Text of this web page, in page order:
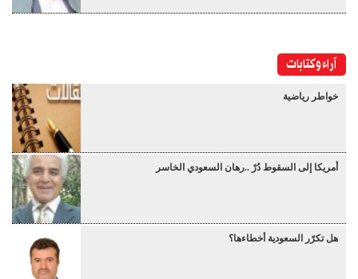
آراء وكتابات
خواطر رياضية
أمريكا إلى السقوط دُرْ ..رهان السعودي الخاسر
هل تكرّر السعودية أخطاءها؟